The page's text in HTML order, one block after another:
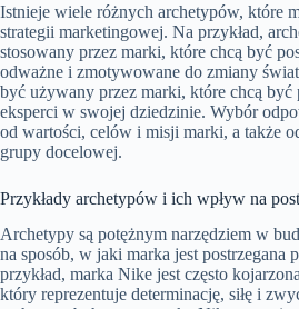
Istnieje wiele różnych archetypów, które
strategii marketingowej. Na przykład,
stosowany przez marki, które chcą być
odważne i zmotywowane do zmiany
być używany przez marki, które chcą być
eksperci w swojej dziedzinie. Wybór
od wartości, celów i misji marki, a także
grupy docelowej.
Przykłady archetypów i ich wpływ na
Archetypy są potężnym narzędziem w
na sposób, w jaki marka jest postrzegana
przykład, marka Nike jest często
który reprezentuje determinację, siłę i